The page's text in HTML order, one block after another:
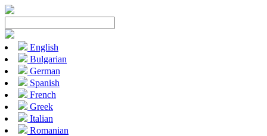
English
Bulgarian
German
Spanish
French
Greek
Italian
Romanian